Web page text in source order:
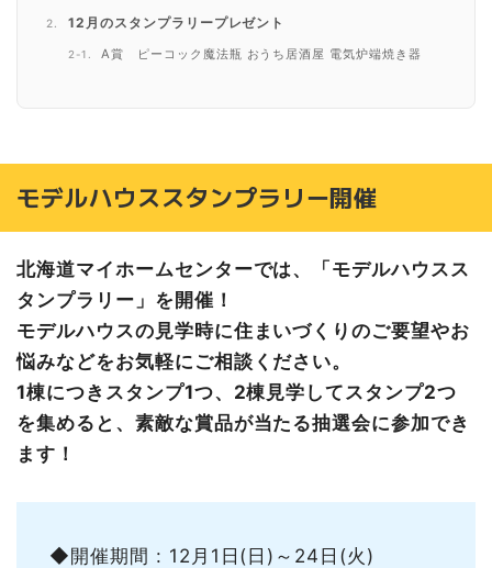
12月のスタンプラリープレゼント
A賞 ピーコック魔法瓶 おうち居酒屋 電気炉端焼き器
11月30日(土)～12月1日(日)のイベント
12月14日(土)～15日(日)のイベント
12月21日(土)～22日(日)のイベント
マイホーム設計プランキャンペーン
インスタグラムフォローキャンペーン
家づくりビギナーさんへおすすめ記事はこちら
函館会場の情報
モデルハウススタンプラリー開催
北海道マイホームセンターでは、「モデルハウスス
タンプラリー」を開催！
モデルハウスの見学時に住まいづくりのご要望やお
悩みなどをお気軽にご相談ください。
1棟につきスタンプ1つ、2棟見学してスタンプ2つ
を集めると、素敵な賞品が当たる抽選会に参加でき
ます！
◆開催期間 : 12月1日(日)～24日(火)